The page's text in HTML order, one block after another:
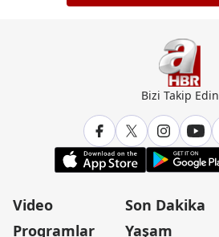
Bizi Takip Edin
Video
Programlar
Son Dakika
Yaşam